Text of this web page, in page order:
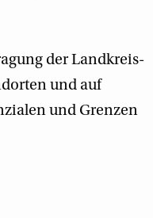
der Landkreis-
und auf
und Grenzen